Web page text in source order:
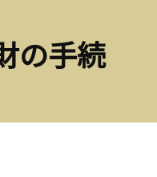
の手続